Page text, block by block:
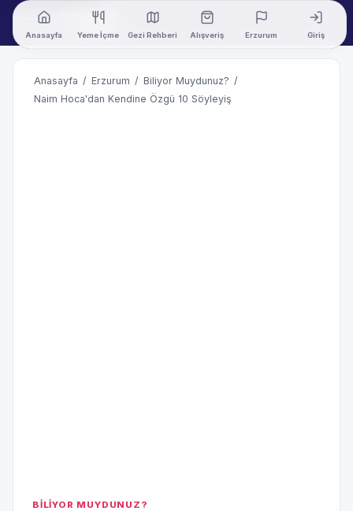
Anasayfa Yeme İçme Gezi Rehberi Alışveriş Erzurum Giriş
Anasayfa / Erzurum / Biliyor Muydunuz? /
Naim Hoca'dan Kendine Özgü 10 Söyleyiş
BİLİYOR MUYDUNUZ?